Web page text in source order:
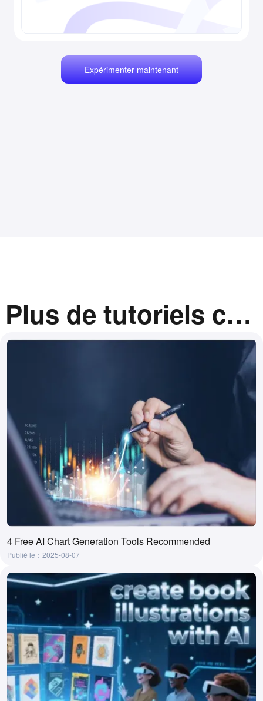
Expérimenter maintenant
Plus de tutoriels con
nexes
4 Free AI Chart Generation Tools Recommended
Publié le：2025-08-07